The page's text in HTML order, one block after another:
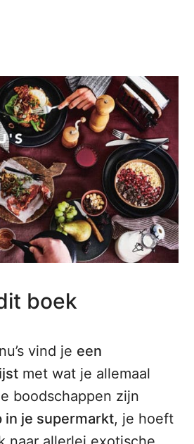
boek
vind je een
met wat je allemaal
boodschappen zijn
in je supermarkt, je hoeft